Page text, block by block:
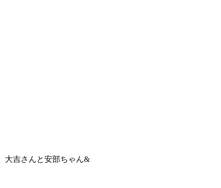
大吉さんと安部ちゃん&